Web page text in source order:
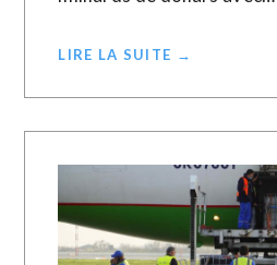
LIRE LA SUITE →